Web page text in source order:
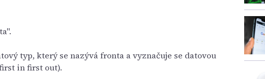
typ, který se nazývá fronta a vyznačuje se datovou
in first out).